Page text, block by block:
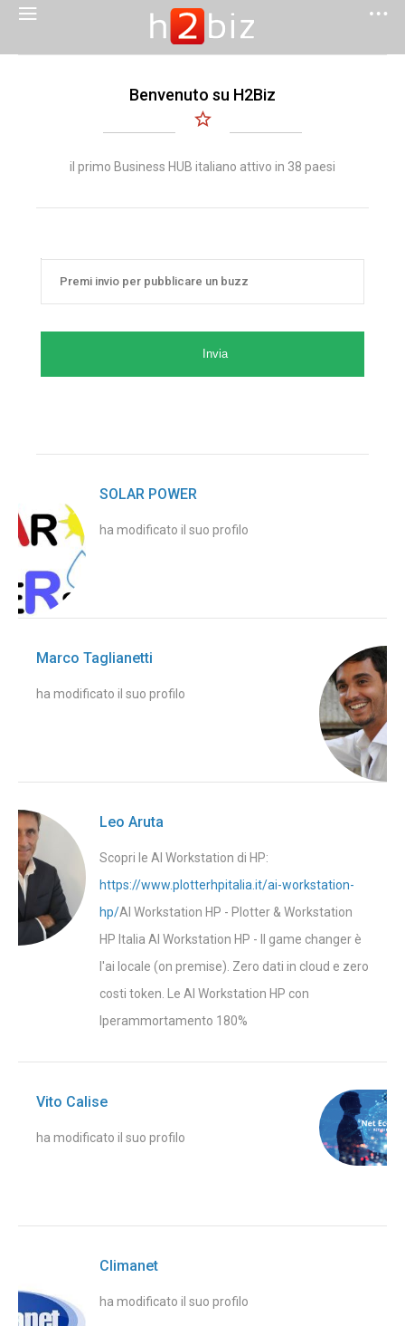
Benvenuto su H2Biz
il primo Business HUB italiano attivo in 38 paesi
Invia
SOLAR POWER
ha modificato il suo profilo
Marco Taglianetti
ha modificato il suo profilo
Leo Aruta
Scopri le AI Workstation di HP:
https://www.plotterhpitalia.it/ai-workstation-
hp/AI Workstation HP - Plotter & Workstation
HP Italia AI Workstation HP - Il game changer è
l'ai locale (on premise). Zero dati in cloud e zero
costi token. Le AI Workstation HP con
Iperammortamento 180%
Vito Calise
ha modificato il suo profilo
Climanet
ha modificato il suo profilo